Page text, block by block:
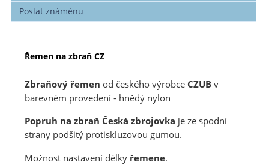
Poslat známénu
Řemen na zbraň CZ
Zbraňový řemen od českého výrobce CZUBv
barevném provedení - hnědý nylon
Popruh na zbraň Česká zbrojovka je ze spodní
strany podšitý protiskluzovou gumou.
Možnost nastavení délkyřemene.